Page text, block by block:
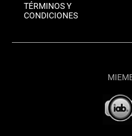
TÉRMINOS Y
CONDICIONES